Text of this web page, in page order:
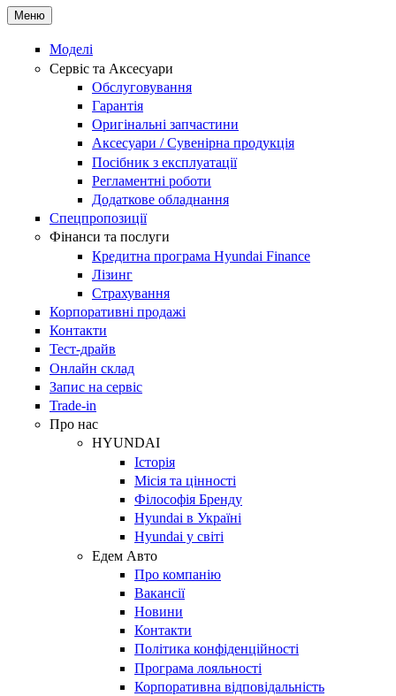
Меню
Моделі
Сервіс та Аксесуари
Обслуговування
Гарантія
Оригінальні запчастини
Аксесуари / Сувенірна продукція
Посібник з експлуатації
Регламентні роботи
Додаткове обладнання
Спецпропозиції
Фінанси та послуги
Кредитна програма Hyundai Finance
Лізинг
Страхування
Корпоративні продажі
Контакти
Тест-драйв
Онлайн склад
Запис на сервіс
Trade-in
Про нас
HYUNDAI
Історія
Місія та цінності
Філософія Бренду
Hyundai в Україні
Hyundai у світі
Едем Авто
Про компанію
Вакансії
Новини
Контакти
Політика конфіденційності
Програма лояльності
Корпоративна відповідальність